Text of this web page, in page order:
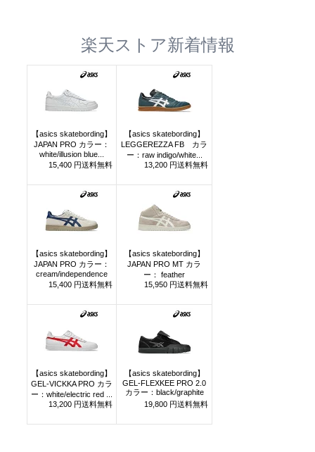
楽天ストア新着情報